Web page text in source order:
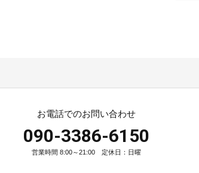
お電話でのお問い合わせ
090-3386-6150
営業時間 8:00～21:00 定休日：日曜